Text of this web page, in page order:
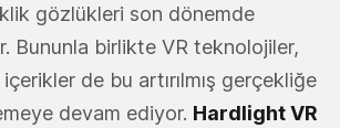
gözlükleri son dönemde
Bununla birlikte VR teknolojiler,
de bu artırılmış gerçekliğe
devam ediyor. Hardlight VR